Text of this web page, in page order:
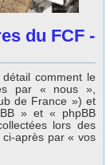
du FCF -
comment le
par « nous »,
de France ») et
» et « phpBB
lors des
ci-après par « vos